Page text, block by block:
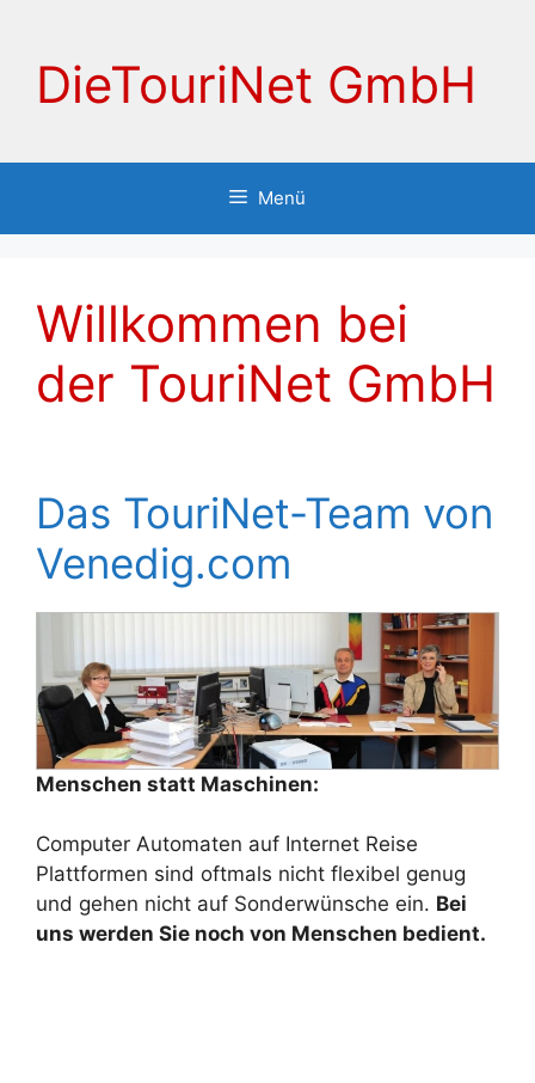
springenDieTouriNet GmbH
Menü
Willkommen bei
der TouriNet GmbH
Das TouriNet-Team von
Venedig.com
Menschen statt Maschinen:
Computer Automaten auf Internet Reise
Plattformen sind oftmals nicht flexibel genug
und gehen nicht auf Sonderwünsche ein. Bei
uns werden Sie noch von Menschen bedient.